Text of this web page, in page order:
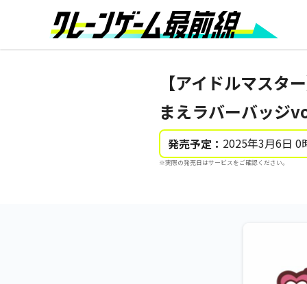
【アイドルマスタ
まえラバーバッジ
発売予定： 2025年3月6日 0
※実際の発売日はサービスをご確認ください。